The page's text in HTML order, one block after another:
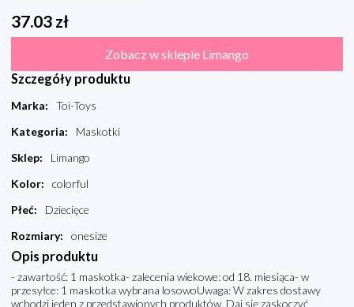
37.03 zł
Zobacz w sklepie Limango
Szczegóły produktu
Marka:
Toi-Toys
Kategoria:
Maskotki
Sklep:
Limango
Kolor:
colorful
Płeć:
Dziecięce
Rozmiary: onesize
Opis produktu
- zawartość: 1 maskotka- zalecenia wiekowe: od 18. miesiąca- w
przesyłce: 1 maskotka wybrana losowoUwaga: W zakres dostawy
wchodzi jeden z przedstawionych produktów. Daj się zaskoczyć